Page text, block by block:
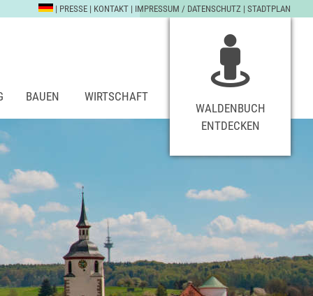
| PRESSE | KONTAKT | IMPRESSUM / DATENSCHUTZ | STADTPLAN
BAUEN
WIRTSCHAFT
WALDENBUCH
ENTDECKEN